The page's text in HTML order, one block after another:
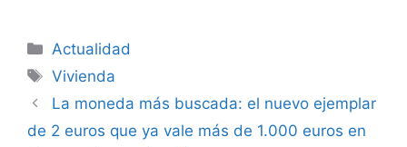
Categorías
Actualidad
Etiquetas
Vivienda
La moneda más buscada: el nuevo ejemplar
de 2 euros que ya vale más de 1.000 euros en